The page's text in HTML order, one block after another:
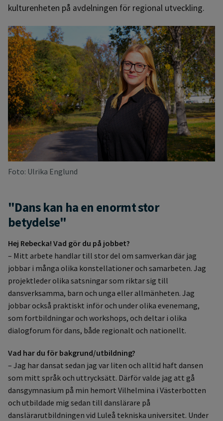
kulturenheten på avdelningen för regional utveckling.
Foto: Ulrika Englund
"Dans kan ha en enormt stor
betydelse"
Hej Rebecka! Vad gör du på jobbet?
– Mitt arbete handlar till stor del om samverkan där jag
jobbar i många olika konstellationer och samarbeten. Jag
projektleder olika satsningar som riktar sig till
dansverksamma, barn och unga eller allmänheten. Jag
jobbar också praktiskt inför och under olika evenemang,
som fortbildningar och workshops, och deltar i olika
dialogforum för dans, både regionalt och nationellt.
Vad har du för bakgrund/utbildning?
– Jag har dansat sedan jag var liten och alltid haft dansen
som mitt språk och uttrycksätt. Därför valde jag att gå
dansgymnasium på min hemort Vilhelmina i Västerbotten
och utbildade mig sedan till danslärare på
danslärarutbildningen vid Luleå tekniska universitet. Under